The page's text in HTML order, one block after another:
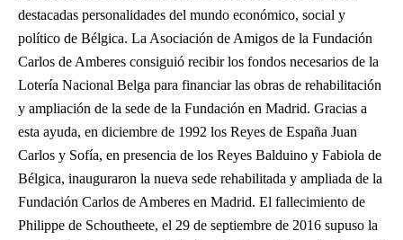
destacadas personalidades del mundo económico, social y
político de Bélgica. La Asociación de Amigos de la Fundación
Carlos de Amberes consiguió recibir los fondos necesarios de la
Lotería Nacional Belga para financiar las obras de rehabilitación
y ampliación de la sede de la Fundación en Madrid. Gracias a
esta ayuda, en diciembre de 1992 los Reyes de España Juan
Carlos y Sofía, en presencia de los Reyes Balduino y Fabiola de
Bélgica, inauguraron la nueva sede rehabilitada y ampliada de la
Fundación Carlos de Amberes en Madrid. El fallecimiento de
Philippe de Schoutheete, el 29 de septiembre de 2016 supuso la